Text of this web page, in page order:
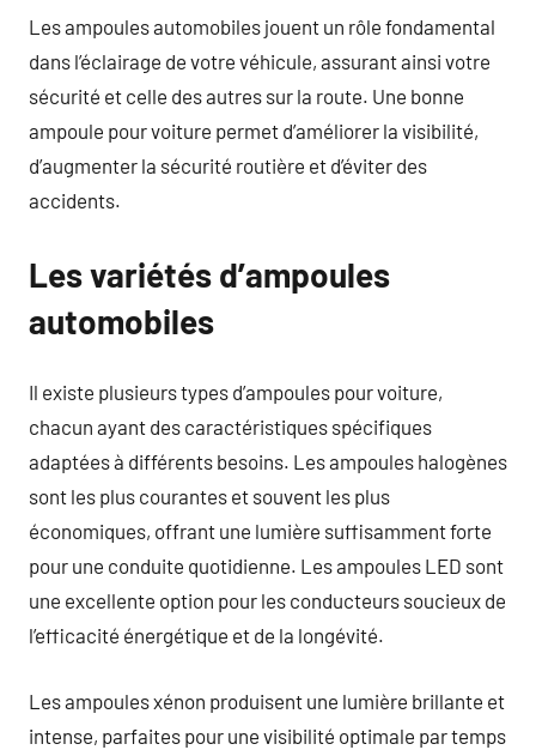
Les ampoules automobiles jouent un rôle fondamental
dans l’éclairage de votre véhicule, assurant ainsi votre
sécurité et celle des autres sur la route. Une bonne
ampoule pour voiture permet d’améliorer la visibilité,
d’augmenter la sécurité routière et d’éviter des
accidents.
Les variétés d’ampoules
automobiles
Il existe plusieurs types d’ampoules pour voiture,
chacun ayant des caractéristiques spécifiques
adaptées à différents besoins. Les ampoules halogènes
sont les plus courantes et souvent les plus
économiques, offrant une lumière suffisamment forte
pour une conduite quotidienne. Les ampoules LED sont
une excellente option pour les conducteurs soucieux de
l’efficacité énergétique et de la longévité.
Les ampoules xénon produisent une lumière brillante et
intense, parfaites pour une visibilité optimale par temps